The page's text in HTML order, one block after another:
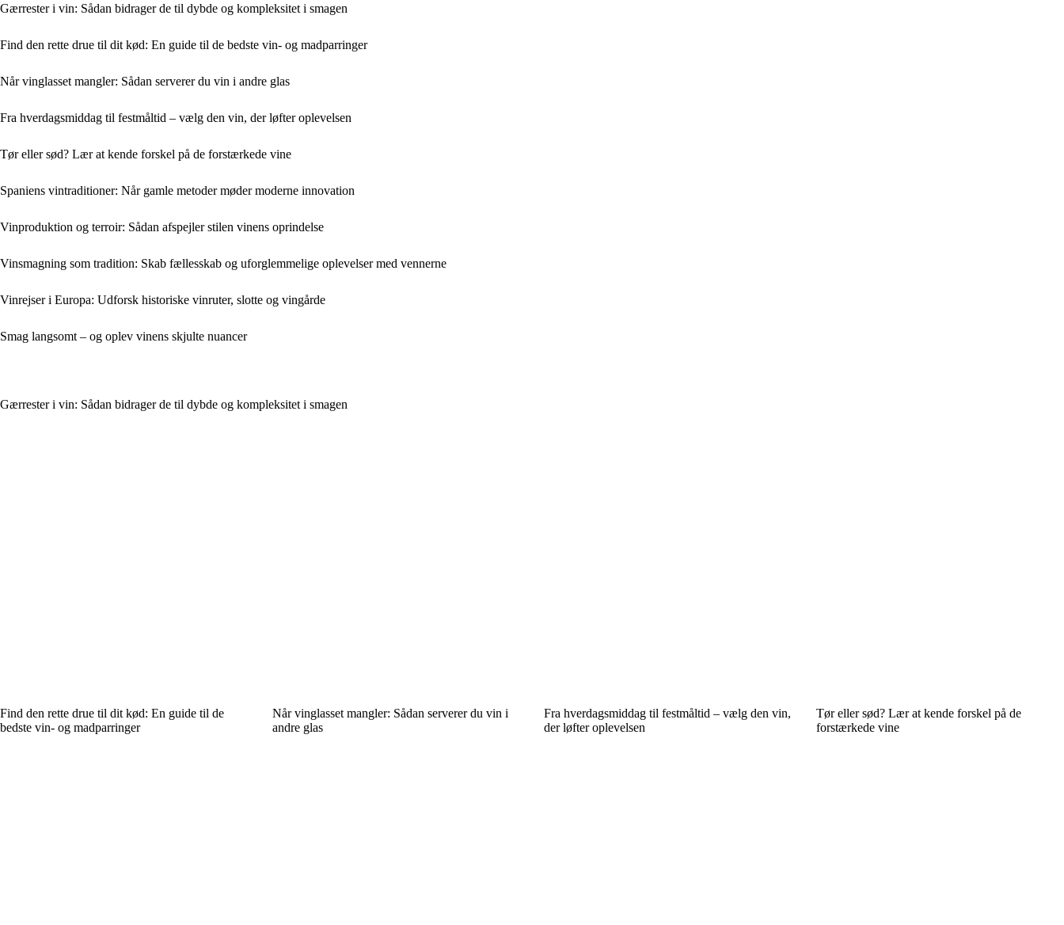
Gærrester i vin: Sådan bidrager de til dybde og kompleksitet i smagen
Find den rette drue til dit kød: En guide til de bedste vin- og madparringer
Når vinglasset mangler: Sådan serverer du vin i andre glas
Fra hverdagsmiddag til festmåltid – vælg den vin, der løfter oplevelsen
Tør eller sød? Lær at kende forskel på de forstærkede vine
Spaniens vintraditioner: Når gamle metoder møder moderne innovation
Vinproduktion og terroir: Sådan afspejler stilen vinens oprindelse
Vinsmagning som tradition: Skab fællesskab og uforglemmelige oplevelser med vennerne
Vinrejser i Europa: Udforsk historiske vinruter, slotte og vingårde
Smag langsomt – og oplev vinens skjulte nuancer
Gærrester i vin: Sådan bidrager de til dybde og kompleksitet i smagen
Find den rette drue til dit kød: En guide til de
bedste vin- og madparringer
Når vinglasset mangler: Sådan serverer du vin i
andre glas
Fra hverdagsmiddag til festmåltid – vælg den vin,
der løfter oplevelsen
Tør eller sød? Lær at kende forskel på de
forstærkede vine